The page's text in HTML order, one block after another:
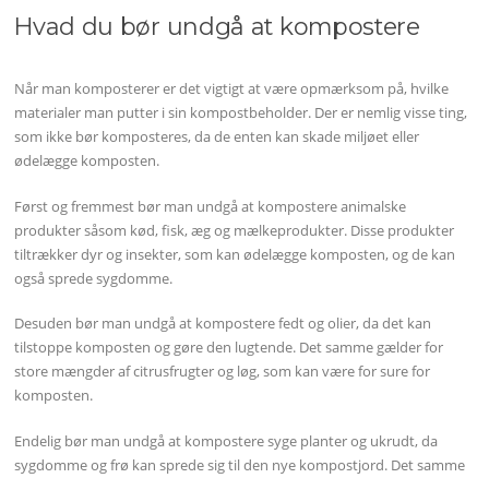
Hvad du bør undgå at kompostere
Når man komposterer er det vigtigt at være opmærksom på, hvilke
materialer man putter i sin kompostbeholder. Der er nemlig visse ting,
som ikke bør komposteres, da de enten kan skade miljøet eller
ødelægge komposten.
Først og fremmest bør man undgå at kompostere animalske
produkter såsom kød, fisk, æg og mælkeprodukter. Disse produkter
tiltrækker dyr og insekter, som kan ødelægge komposten, og de kan
også sprede sygdomme.
Desuden bør man undgå at kompostere fedt og olier, da det kan
tilstoppe komposten og gøre den lugtende. Det samme gælder for
store mængder af citrusfrugter og løg, som kan være for sure for
komposten.
Endelig bør man undgå at kompostere syge planter og ukrudt, da
sygdomme og frø kan sprede sig til den nye kompostjord. Det samme